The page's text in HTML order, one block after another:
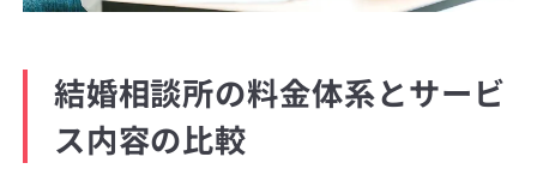
結婚相談所の料金体系とサービ
ス内容の比較